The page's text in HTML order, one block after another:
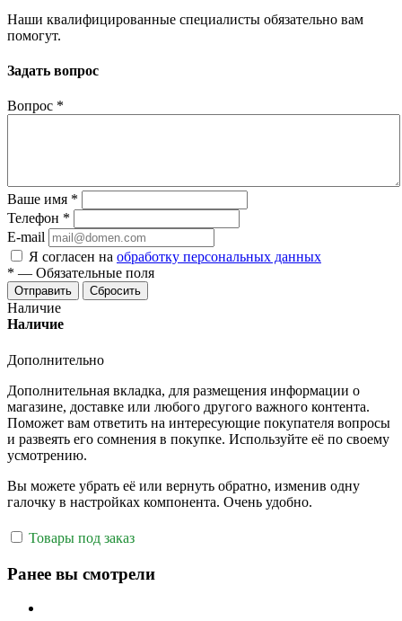
Наши квалифицированные специалисты обязательно вам
помогут.
Задать вопрос
Вопрос *
Ваше имя *
Телефон *
E-mail
Я согласен на обработку персональных данных
* — Обязательные поля
Отправить Сбросить
Наличие
Наличие
Дополнительно
Дополнительная вкладка, для размещения информации о
магазине, доставке или любого другого важного контента.
Поможет вам ответить на интересующие покупателя вопросы
и развеять его сомнения в покупке. Используйте её по своему
усмотрению.
Вы можете убрать её или вернуть обратно, изменив одну
галочку в настройках компонента. Очень удобно.
Товары под заказ
Ранее вы смотрели